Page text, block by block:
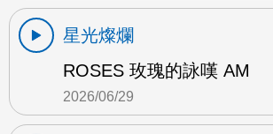
星光燦爛
ROSES 玫瑰的詠嘆 AM
2026/06/29